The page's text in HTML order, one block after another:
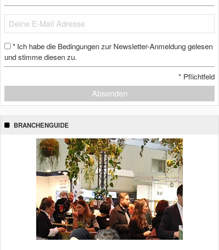
* Ich habe die Bedingungen zur Newsletter-Anmeldung gelesen
und stimme diesen zu.
* Pflichtfeld
Absenden
BRANCHENGUIDE